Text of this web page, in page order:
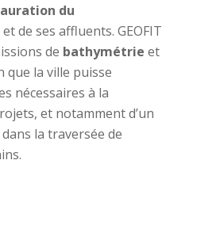
du
et de ses affluents. GEOFIT
de bathymétrie et
que la ville puisse
nécessaires à la
et notamment d’un
la traversée de